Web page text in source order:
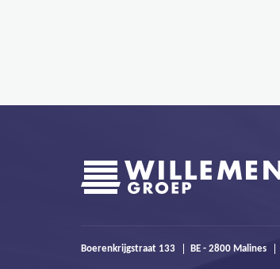
Boerenkrijgstraat 133 BE - 2800 Malines